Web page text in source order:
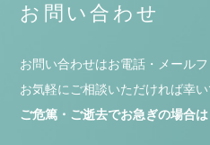
お問い合わせ
お問い合わせはお電話・メール
お気軽にご相談いただければ幸い
ご危篤・ご逝去でお急ぎの場合